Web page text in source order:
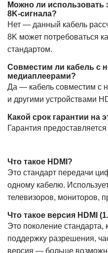
Можно ли использовать
8K-сигнала?
Нет — данный кабель
8K может потребоваться
стандартом.
Совместим ли кабель с
медиаплеерами?
Да — кабель совместим с
и другими устройствами
Какой срок гарантии на
Гарантия
Что такое HDMI?
Это стандарт передачи
одному кабелю.
телевизоров, мониторов,
Что такое версия HDMI
Это поколение стандарта,
поддержку разрешения,
версия — больше